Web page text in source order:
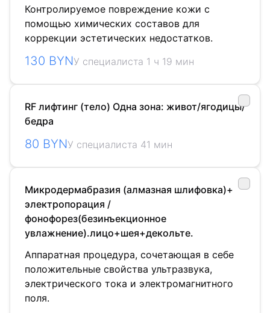
Контролируемое повреждение кожи с
помощью химических составов для
коррекции эстетических недостатков.
130 BYNУ специалиста 1 ч 19 мин
RF лифтинг (тело) Одна зона: живот/ягодицы/
бедра
80 BYNУ специалиста 41 мин
Микродермабразия (алмазная шлифовка)+
электропорация /
фонофорез(безинъекционное
увлажнение).лицо+шея+декольте.
Аппаратная процедура, сочетающая в себе
положительные свойства ультразвука,
электрического тока и электромагнитного
поля.